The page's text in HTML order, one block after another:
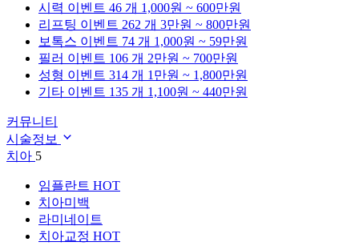
시력 이벤트 46 개 1,000원 ~ 600만원
리프팅 이벤트 262 개 3만원 ~ 800만원
보톡스 이벤트 74 개 1,000원 ~ 59만원
필러 이벤트 106 개 2만원 ~ 700만원
성형 이벤트 314 개 1만원 ~ 1,800만원
기타 이벤트 135 개 1,100원 ~ 440만원
커뮤니티
시술정보
치아 5
임플란트 HOT
치아미백
라미네이트
치아교정 HOT